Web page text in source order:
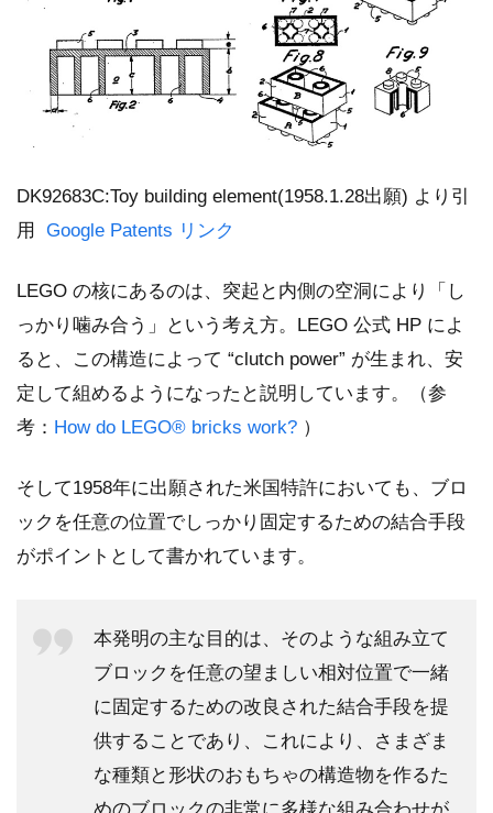
DK92683C:Toy building element(1958.1.28出願) より引
用 Google Patents リンク
LEGO の核にあるのは、突起と内側の空洞により「し
っかり噛み合う」という考え方。LEGO 公式 HP によ
ると、この構造によって “clutch power” が生まれ、安
定して組めるようになったと説明しています。（参
考： How do LEGO® bricks work? ）
そして1958年に出願された米国特許においても、ブロ
ックを任意の位置でしっかり固定するための結合手段
がポイントとして書かれています。
本発明の主な目的は、そのような組み立て
ブロックを任意の望ましい相対位置で一緒
に固定するための改良された結合手段を提
供することであり、これにより、さまざま
な種類と形状のおもちゃの構造物を作るた
めのブロックの非常に多様な組み合わせが